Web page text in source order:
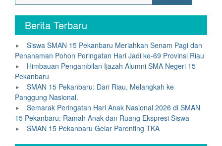
for:
Berita Terbaru
Siswa SMAN 15 Pekanbaru Meriahkan Senam Pagi dan
Penanaman Pohon Peringatan Hari Jadi ke-69 Provinsi Riau
Himbauan Pengambilan Ijazah Alumni SMA Negeri 15
Pekanbaru
SMAN 15 Pekanbaru: Dari Riau, Melangkah ke
Panggung Nasional.
Semarak Peringatan Hari Anak Nasional 2026 di SMAN
15 Pekanbaru: Ramah Anak dan Ruang Ekspresi Siswa
SMAN 15 Pekanbaru Gelar Parenting TKA